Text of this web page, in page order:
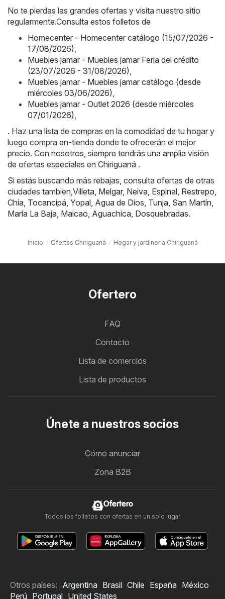
No te pierdas las grandes ofertas y visita nuestro sitio
regularmente.Consulta estos folletos de
Homecenter - Homecenter catálogo (15/07/2026 -
17/08/2026)
Muebles jamar - Muebles jamar Feria del crédito
(23/07/2026 - 31/08/2026)
Muebles jamar - Muebles jamar catálogo (desde
miércoles 03/06/2026)
Muebles jamar - Outlet 2026 (desde miércoles
07/01/2026)
. Haz una lista de compras en la comodidad de tu hogar y
luego compra en-tienda donde te ofrecerán el mejor
precio. Con nosotros, siempre tendrás una amplia visión
de ofertas especiales en Chiriguaná .
Si estás buscando más rebajas, consulta ofertas de otras
ciudades tambien, Villeta Melgar, Neiva Espinal Restrepo
Chía Tocancipá Yopal Agua de Dios Tunja San Martín
María La Baja Maicao Aguachica Dosquebradas.
Inicio Ofertas Chiriguaná Hogar y jardinería Chiriguaná
Ofertero
FAQ
Contacto
Lista de comercios
Lista de productos
Únete a nuestros socios
Cómo anunciar
Zona B2B
Ofertero
Todos los folletos con ofertas en un solo lugar
Otros países: Argentina Brasil Chile España México
Perú Portugal United States